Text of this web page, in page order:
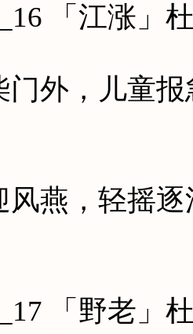
「江涨」
，儿童报
，轻摇逐
「野老」